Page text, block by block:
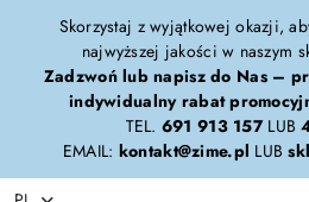
Przejdź do treści głównej
Przejdź do wyszukiwarki
Przejdź do moje konto
Przejdź do menu głównego
Przejdź do opisu produktu
Przejdź do stopki
Skorzystaj z wyjątkowej okazji,
najwyższej jakości w naszym
Zadzwoń lub napisz do Nas –
indywidualny rabat
TEL. 691 913 157LUB
EMAIL: kontakt@zime.pl LUB